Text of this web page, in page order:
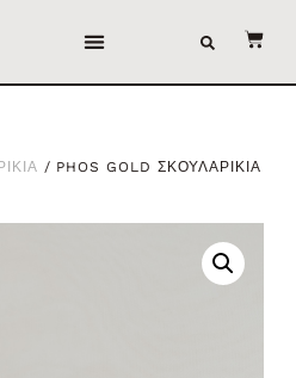
/ PHOS GOLD ΣΚΟΥΛΑΡΙΚΙΑ